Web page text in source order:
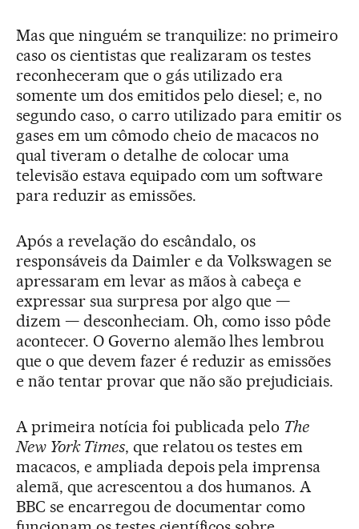
Mas que ninguém se tranquilize: no primeiro
caso os cientistas que realizaram os testes
reconheceram que o gás utilizado era
somente um dos emitidos pelo diesel; e, no
segundo caso, o carro utilizado para emitir os
gases em um cômodo cheio de macacos no
qual tiveram o detalhe de colocar uma
televisão estava equipado com um software
para reduzir as emissões.
Após a revelação do escândalo, os
responsáveis da Daimler e da Volkswagen se
apressaram em levar as mãos à cabeça e
expressar sua surpresa por algo que —
dizem — desconheciam. Oh, como isso pôde
acontecer. O Governo alemão lhes lembrou
que o que devem fazer é reduzir as emissões
e não tentar provar que não são prejudiciais.
A primeira notícia foi publicada pelo The
New York Times, que relatou os testes em
macacos, e ampliada depois pela imprensa
alemã, que acrescentou a dos humanos. A
BBC se encarregou de documentar como